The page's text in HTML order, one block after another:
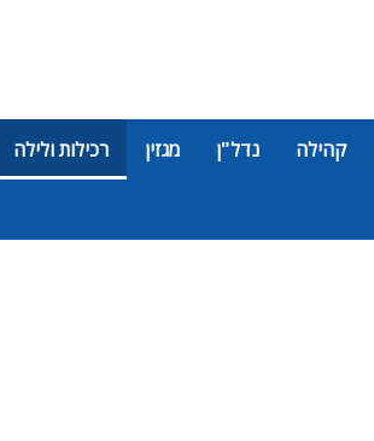
קהילה נדל"ן מגזין רכילות ולילה